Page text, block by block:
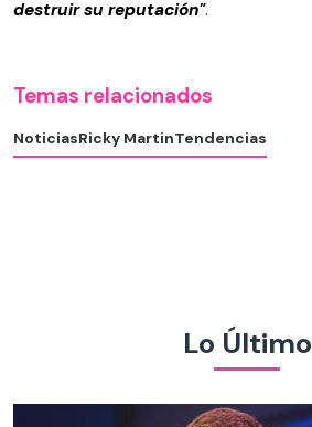
destruir su reputación".
Temas relacionados
NoticiasRicky MartinTendencias
Lo Último